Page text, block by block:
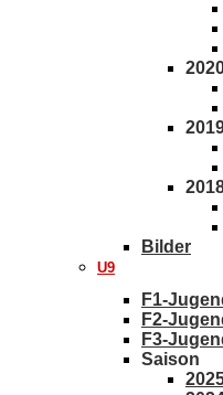
Bilder
U9
F1-
F2-
F3-
Saison